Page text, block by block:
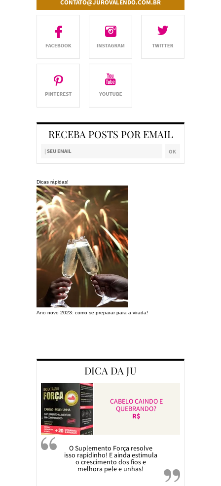
CONTATO@JUROVALENDO.COM.BR
RECEBA POSTS POR EMAIL
Dicas rápidas!
Ano novo 2023: como se preparar para a virada!
DICA DA JU
CABELO CAINDO E
QUEBRANDO?
R$
O Suplemento Força resolve
isso rapidinho! E ainda estimula
o crescimento dos fios e
melhora pele e unhas!